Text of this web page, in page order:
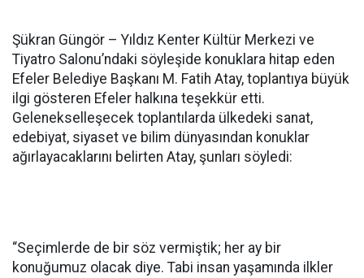
Şükran Güngör – Yıldız Kenter Kültür Merkezi ve
Tiyatro Salonu’ndaki söyleşide konuklara hitap eden
Efeler Belediye Başkanı M. Fatih Atay, toplantıya büyük
ilgi gösteren Efeler halkına teşekkür etti.
Gelenekselleşecek toplantılarda ülkedeki sanat,
edebiyat, siyaset ve bilim dünyasından konuklar
ağırlayacaklarını belirten Atay, şunları söyledi:
“Seçimlerde de bir söz vermiştik; her ay bir
konuğumuz olacak diye. Tabi insan yaşamında ilkler